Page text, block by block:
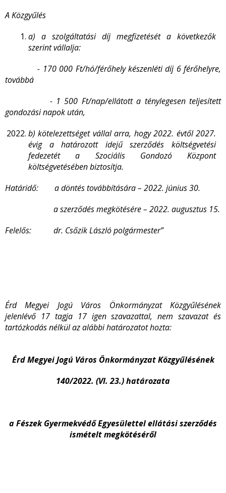
A Közgyűlés
a) a szolgáltatási díj megfizetését a következők
szerint vállalja:
- 170 000 Ft/hó/férőhely készenléti díj 6 férőhelyre,
továbbá
- 1 500 Ft/nap/ellátott a ténylegesen teljesített
gondozási napok után,
b) kötelezettséget vállal arra, hogy 2022. évtől 2027.
évig a határozott idejű szerződés költségvetési
fedezetét a Szociális Gondozó Központ
költségvetésében biztosítja.
Határidő: a döntés továbbítására – 2022. június 30.
a szerződés megkötésére – 2022. augusztus 15.
Felelős:
dr. Csőzik László polgármester”
Érd Megyei Jogú Város Önkormányzat Közgyűlésének
jelenlévő 17 tagja 17 igen szavazattal, nem szavazat és
tartózkodás nélkül az alábbi határozatot hozta:
Érd Megyei Jogú Város Önkormányzat Közgyűlésének
140/2022. (VI. 23.) határozata
a Fészek Gyermekvédő Egyesülettel ellátási szerződés
ismételt megkötéséről